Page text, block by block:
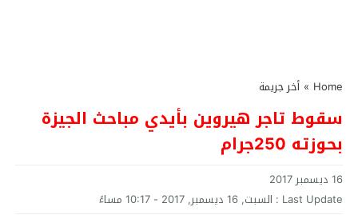
Home
» أخر جريمة
سقوط تاجر هيروين بأيدي مباحث الجيزة
بحوزته 250جرام
16 ديسمبر 2017
Last Update : السبت, 16 ديسمبر, 2017 - 10:17 مساءً